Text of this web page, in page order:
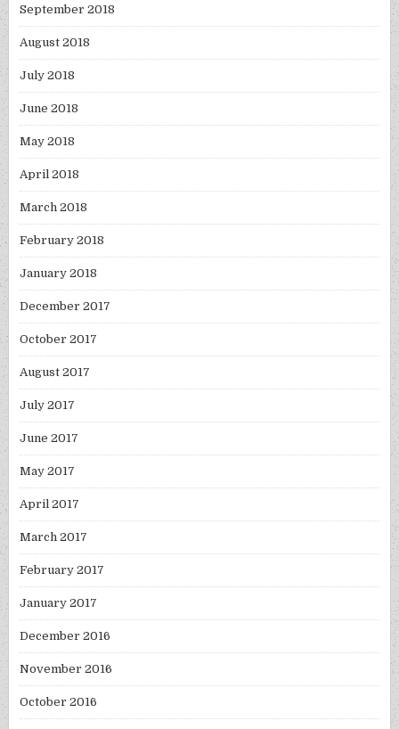
September 2018
August 2018
July 2018
June 2018
May 2018
April 2018
March 2018
February 2018
January 2018
December 2017
October 2017
August 2017
July 2017
June 2017
May 2017
April 2017
March 2017
February 2017
January 2017
December 2016
November 2016
October 2016